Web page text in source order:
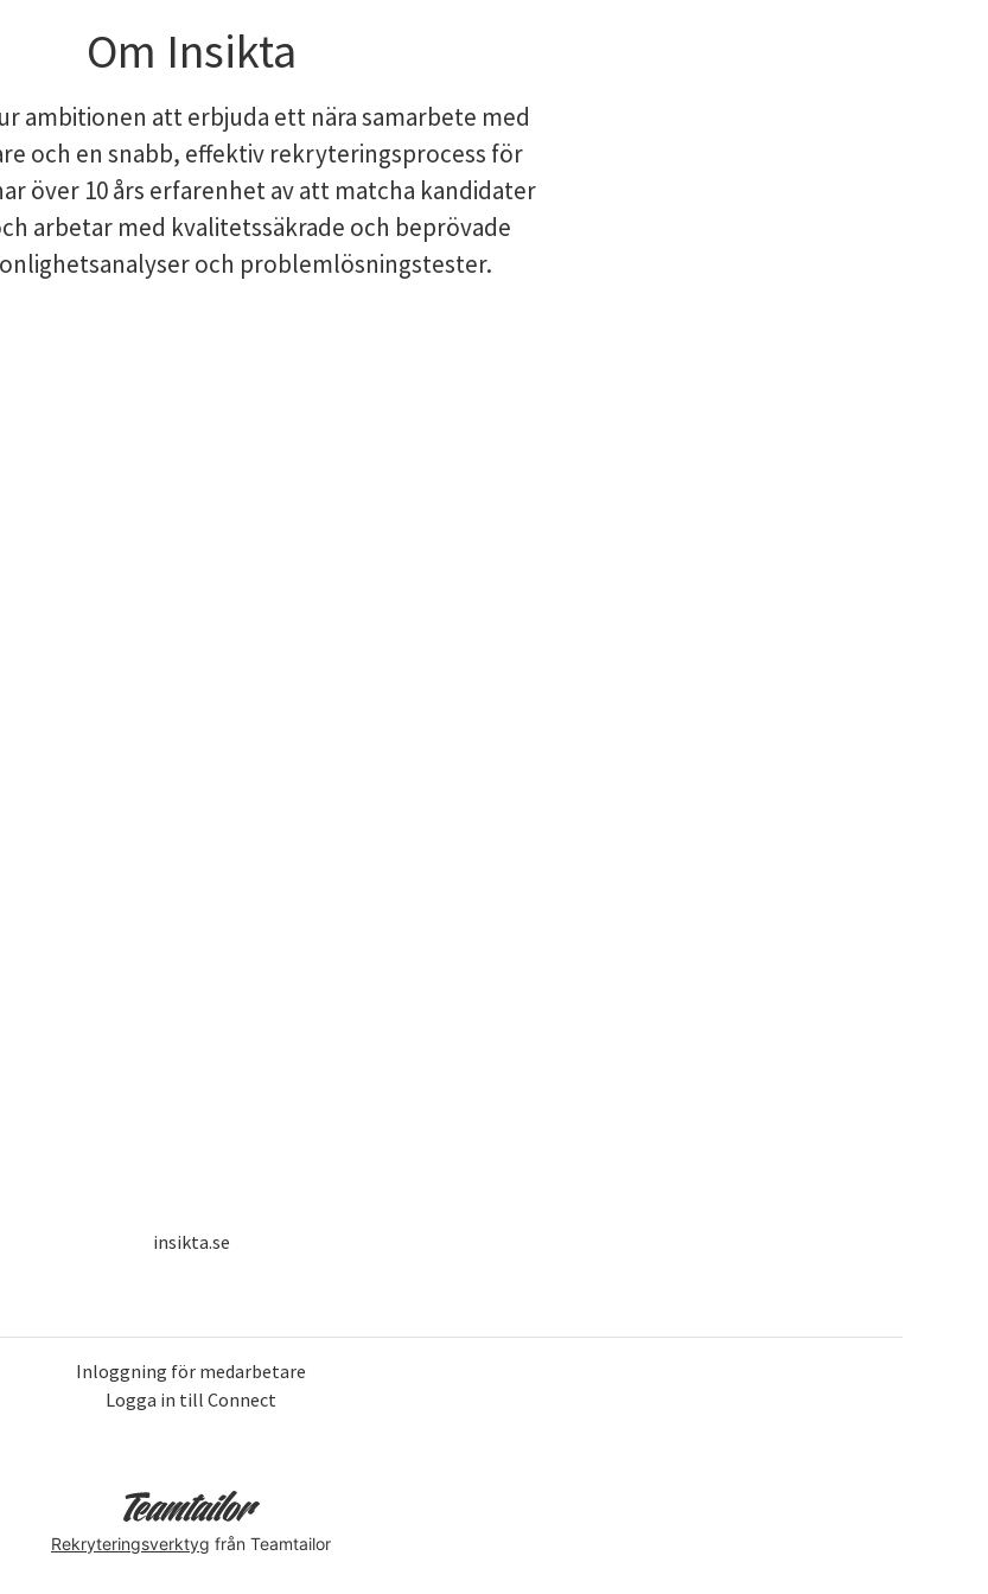
Om Insikta
ambitionen att erbjuda ett nära samarbete med
och en snabb, effektiv rekryteringsprocess för
över 10 års erfarenhet av att matcha kandidater
arbetar med kvalitetssäkrade och beprövade
och problemlösningstester.
insikta.se
Inloggning för medarbetare
Logga in till Connect
Rekryteringsverktyg från Teamtailor